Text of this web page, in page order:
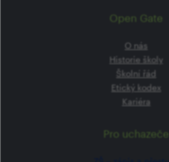
Open Gate
O nás
Historie školy
Školní řád
Etický kodex
Kariéra
Pro uchazeče